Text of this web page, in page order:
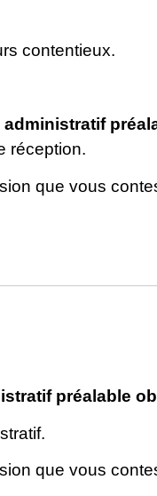
contentieux.
administratif
réception.
que vous
préalable
que vous